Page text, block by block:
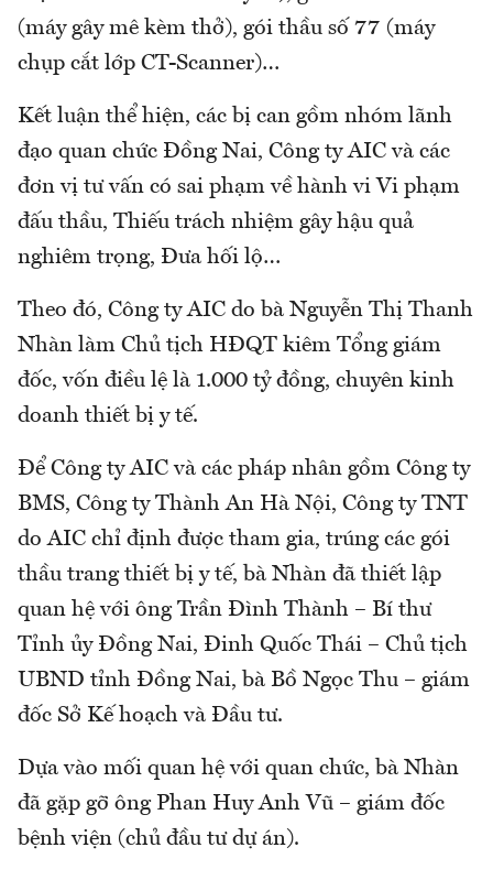
(máy gây mê kèm thở), gói thầu số 77 (máy
chụp cắt lớp CT-Scanner)…
Kết luận thể hiện, các bị can gồm nhóm lãnh
đạo quan chức Đồng Nai, Công ty AIC và các
đơn vị tư vấn có sai phạm về hành vi Vi phạm
đấu thầu, Thiếu trách nhiệm gây hậu quả
nghiêm trọng, Đưa hối lộ…
Theo đó, Công ty AIC do bà Nguyễn Thị Thanh
Nhàn làm Chủ tịch HĐQT kiêm Tổng giám
đốc, vốn điều lệ là 1.000 tỷ đồng, chuyên kinh
doanh thiết bị y tế.
Để Công ty AIC và các pháp nhân gồm Công ty
BMS, Công ty Thành An Hà Nội, Công ty TNT
do AIC chỉ định được tham gia, trúng các gói
thầu trang thiết bị y tế, bà Nhàn đã thiết lập
quan hệ với ông Trần Đình Thành – Bí thư
Tỉnh ủy Đồng Nai, Đinh Quốc Thái – Chủ tịch
UBND tỉnh Đồng Nai, bà Bồ Ngọc Thu – giám
đốc Sở Kế hoạch và Đầu tư.
Dựa vào mối quan hệ với quan chức, bà Nhàn
đã gặp gỡ ông Phan Huy Anh Vũ – giám đốc
bệnh viện (chủ đầu tư dự án).